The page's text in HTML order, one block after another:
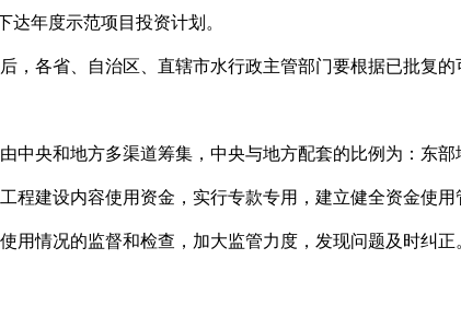
达年度示范项目投资计划。
，各省、自治区、直辖市水行政主管部门要根据已批复
中央和地方多渠道筹集，中央与地方配套的比例为：东部
程建设内容使用资金，实行专款专用，建立健全资金使
用情况的监督和检查，加大监管力度，发现问题及时纠正